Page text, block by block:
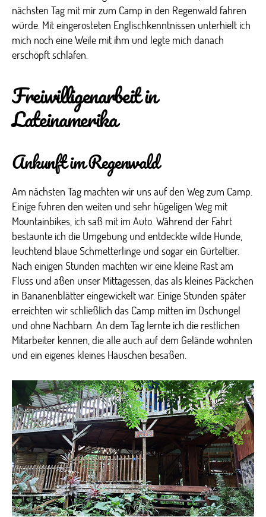
nächsten Tag mit mir zum Camp in den Regenwald fahren
würde. Mit eingerosteten Englischkenntnissen unterhielt ich
mich noch eine Weile mit ihm und legte mich danach
erschöpft schlafen.
Freiwilligenarbeit in
Lateinamerika
Ankunft im Regenwald
Am nächsten Tag machten wir uns auf den Weg zum Camp.
Einige fuhren den weiten und sehr hügeligen Weg mit
Mountainbikes, ich saß mit im Auto. Während der Fahrt
bestaunte ich die Umgebung und entdeckte wilde Hunde,
leuchtend blaue Schmetterlinge und sogar ein Gürteltier.
Nach einigen Stunden machten wir eine kleine Rast am
Fluss und aßen unser Mittagessen, das als kleines Päckchen
in Bananenblätter eingewickelt war. Einige Stunden später
erreichten wir schließlich das Camp mitten im Dschungel
und ohne Nachbarn. An dem Tag lernte ich die restlichen
Mitarbeiter kennen, die alle auch auf dem Gelände wohnten
und ein eigenes kleines Häuschen besaßen.